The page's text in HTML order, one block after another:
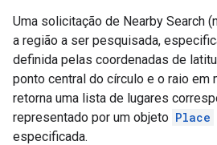
Uma solicitação de Nearby Search
a região a ser pesquisada,
definida pelas coordenadas de
ponto central do círculo e o raio em
retorna uma lista de lugares
representado por um objeto Place
especificada.